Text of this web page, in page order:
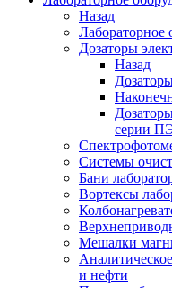
Назад
Лабораторное
Дозаторы
Назад
серии
Системы
Бани
Вортексы
Мешалки
и нефти